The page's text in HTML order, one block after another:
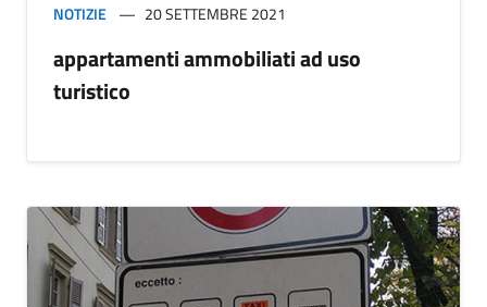
NOTIZIE 20 SETTEMBRE 2021
appartamenti ammobiliati ad uso
turistico